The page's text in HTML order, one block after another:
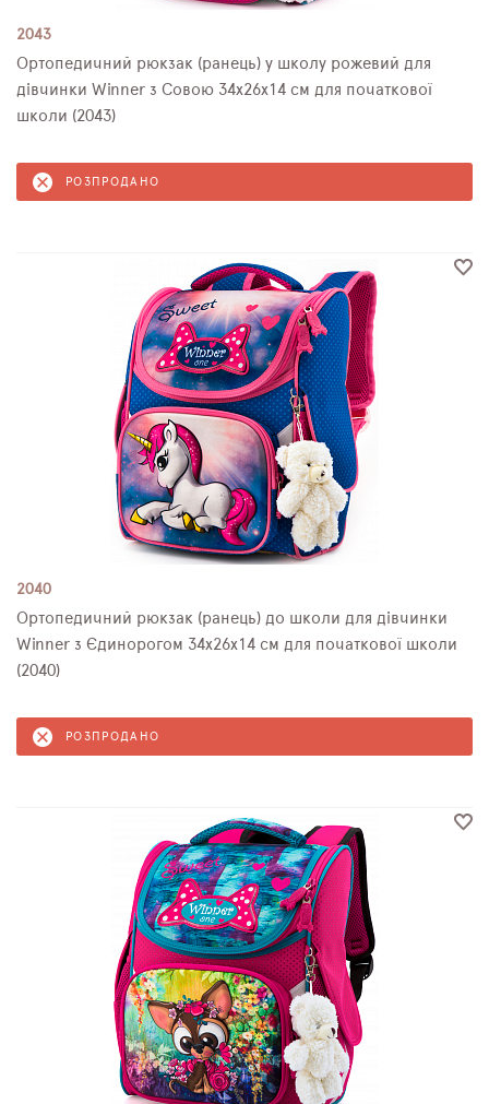
2043
Ортопедичний рюкзак (ранець) у школу рожевий для
дівчинки Winner з Совою 34х26х14 см для початкової
школи (2043)
РОЗПРОДАНО
2040
Ортопедичний рюкзак (ранець) до школи для дівчинки
Winner з Єдинорогом 34х26х14 см для початкової школи
(2040)
РОЗПРОДАНО